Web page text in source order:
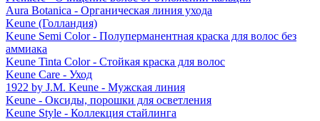
Aura Botanica - Органическая линия ухода
Keune (Голландия)
Keune Semi Color - Полуперманентная краска для волос без
аммиака
Keune Tinta Color - Стойкая краска для волос
Keune Care - Уход
1922 by J.M. Keune - Мужская линия
Keune - Оксиды, порошки для осветления
Keune Style - Коллекция стайлинга